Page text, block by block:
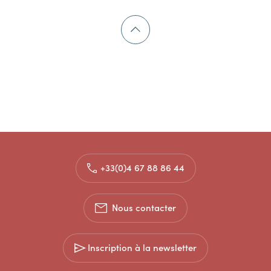
+33(0)4 67 88 86 44
Nous contacter
Inscription à la newsletter